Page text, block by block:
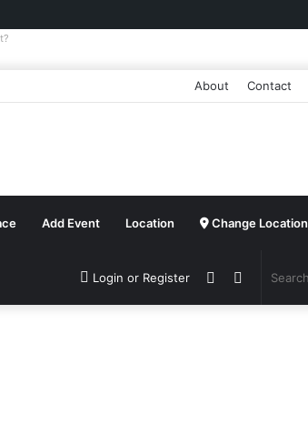
About Contact
Add Event Location Change Location
Switch
Sidebar
Login or Register